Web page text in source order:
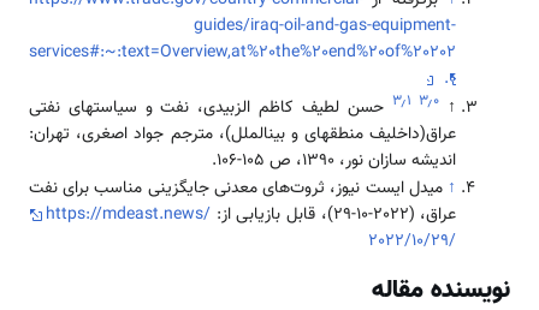
guides/iraq-oil-and-gas-equipment-
services#:~:text=Overview,at%20the%20end%20of%20202
0.
↑ ۳٫۰ ۳٫۱ حسن لطیف کاظم الزبیدی، نفت و سیاستهای نفتی
عراق(داخلیف منطقه­ای و بین­الملل)، مترجم جواد اصغری، تهران:
اندیشه سازان نور، 1390، ص 105-106.
↑ میدل ایست نیوز، ثروت‌های معدنی جایگزینی مناسب برای نفت
عراق، (2022-10-29)، قابل بازیابی از:
https://mdeast.news/
2022/10/29/
نویسنده مقاله